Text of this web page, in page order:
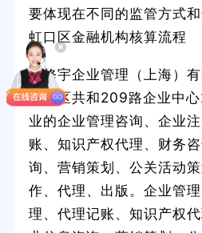
要体现在不同的监管方式和
虹口区金融机构核算流程
小修宇企业管理（上海）
静安区共和209路企业中
业的企业管理咨询、企业
账、知识产权代理、财务
询、营销策划、公关活动
作、代理、出版。企业管
理、代理记账、知识产权